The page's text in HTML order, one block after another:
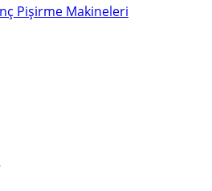
Pişirme Makineleri